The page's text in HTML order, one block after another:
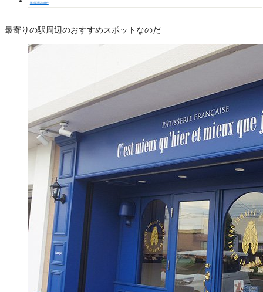
勝川駅周辺の物件
最寄りの駅周辺のおすすめスポットなのだ